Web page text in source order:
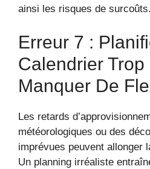
ainsi les risques de surcoûts.
Erreur 7 :
Calendrier Trop
Manquer De
Les retards
météorologiques ou des
imprévues peuvent allonger
Un planning irréaliste